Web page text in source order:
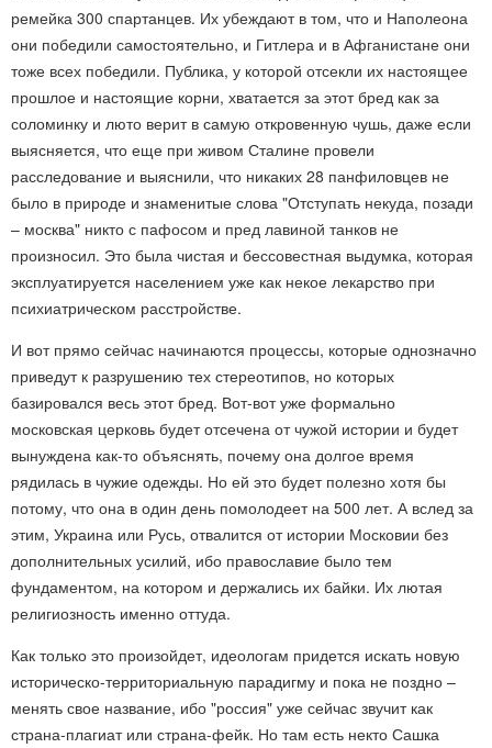
ремейка 300 спартанцев. Их убеждают в том, что и Наполеона
они победили самостоятельно, и Гитлера и в Афганистане они
тоже всех победили. Публика, у которой отсекли их настоящее
прошлое и настоящие корни, хватается за этот бред как за
соломинку и люто верит в самую откровенную чушь, даже если
выясняется, что еще при живом Сталине провели
расследование и выяснили, что никаких 28 панфиловцев не
было в природе и знаменитые слова "Отступать некуда, позади
– москва" никто с пафосом и пред лавиной танков не
произносил. Это была чистая и бессовестная выдумка, которая
эксплуатируется населением уже как некое лекарство при
психиатрическом расстройстве.
И вот прямо сейчас начинаются процессы, которые однозначно
приведут к разрушению тех стереотипов, но которых
базировался весь этот бред. Вот-вот уже формально
московская церковь будет отсечена от чужой истории и будет
вынуждена как-то объяснять, почему она долгое время
рядилась в чужие одежды. Но ей это будет полезно хотя бы
потому, что она в один день помолодеет на 500 лет. А вслед за
этим, Украина или Русь, отвалится от истории Московии без
дополнительных усилий, ибо православие было тем
фундаментом, на котором и держались их байки. Их лютая
религиозность именно оттуда.
Как только это произойдет, идеологам придется искать новую
историческо-территориальную парадигму и пока не поздно –
менять свое название, ибо "россия" уже сейчас звучит как
страна-плагиат или страна-фейк. Но там есть некто Сашка